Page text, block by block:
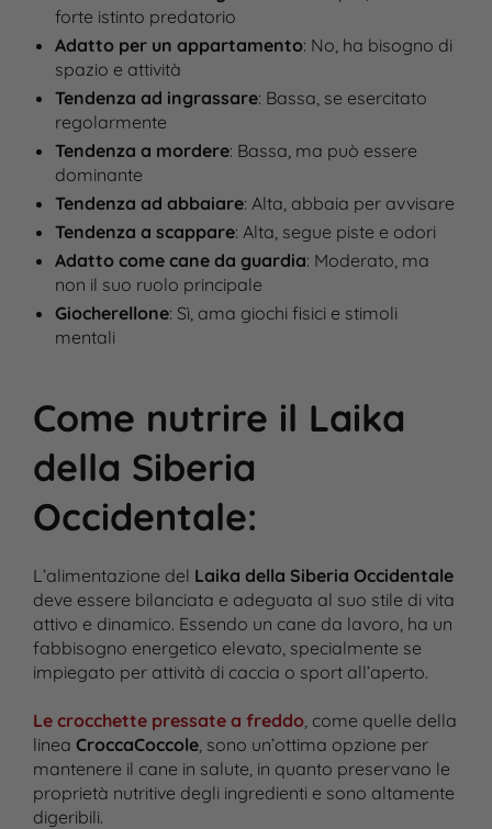
forte istinto predatorio
Adatto per un appartamento: No, ha bisogno di
spazio e attività
Tendenza ad ingrassare: Bassa, se esercitato
regolarmente
Tendenza a mordere: Bassa, ma può essere
dominante
Tendenza ad abbaiare: Alta, abbaia per avvisare
Tendenza a scappare: Alta, segue piste e odori
Adatto come cane da guardia: Moderato, ma
non il suo ruolo principale
Giocherellone: Sì, ama giochi fisici e stimoli
mentali
Come nutrire il Laika
della Siberia
Occidentale:
L’alimentazione del Laika della Siberia Occidentale
deve essere bilanciata e adeguata al suo stile di vita
attivo e dinamico. Essendo un cane da lavoro, ha un
fabbisogno energetico elevato, specialmente se
impiegato per attività di caccia o sport all’aperto.
Le crocchette pressate a freddo, come quelle della
linea CroccaCoccole, sono un’ottima opzione per
mantenere il cane in salute, in quanto preservano le
proprietà nutritive degli ingredienti e sono altamente
digeribili.